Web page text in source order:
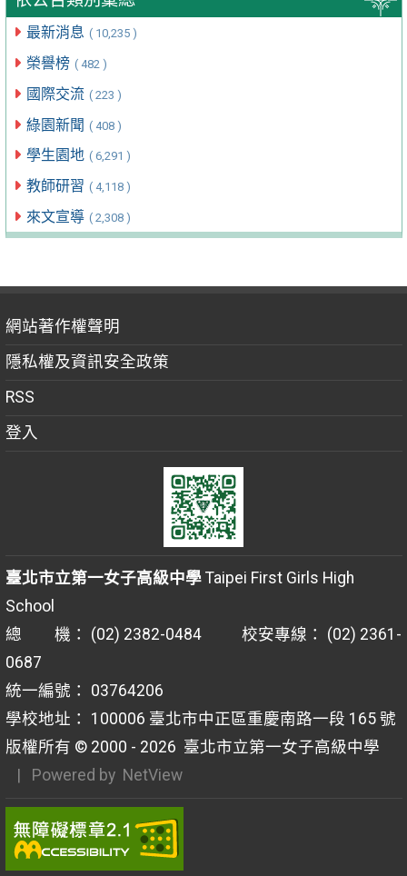
最新消息 ( 10,235 )
榮譽榜 ( 482 )
國際交流 ( 223 )
綠園新聞 ( 408 )
學生園地 ( 6,291 )
教師研習 ( 4,118 )
來文宣導 ( 2,308 )
網站著作權聲明
隱私權及資訊安全政策
RSS
登入
臺北市立第一女子高級中學Taipei First Girls High
School
總 機： (02) 2382-0484 校安專線： (02) 2361-
0687
統一編號： 03764206
學校地址： 100006 臺北市中正區重慶南路一段 165 號
版權所有 © 2000 - 2026 臺北市立第一女子高級中學
| Powered by NetView